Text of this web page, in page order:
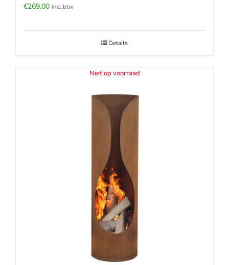
€269.00 incl.btw
Details
Niet op voorraad